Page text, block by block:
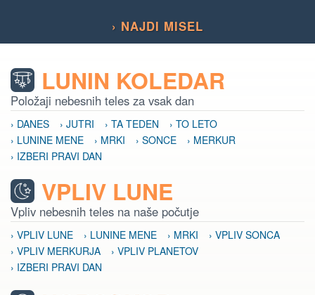
› NAJDI MISEL
LUNIN KOLEDAR
Položaji nebesnih teles za vsak dan
› DANES › JUTRI › TA TEDEN
› TO LETO
› LUNINE MENE
› MRKI › SONCE
› MERKUR
› IZBERI PRAVI DAN
VPLIV LUNE
Vpliv nebesnih teles na naše počutje
› VPLIV LUNE › LUNINE MENE › MRKI
› VPLIV SONCA
› VPLIV MERKURJA
› VPLIV PLANETOV
› IZBERI PRAVI DAN